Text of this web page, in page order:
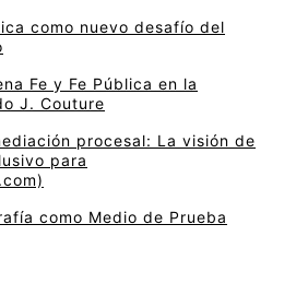
como nuevo desafío del
Fe y Fe Pública en la
J. Couture
procesal: La visión de
para
como Medio de Prueba